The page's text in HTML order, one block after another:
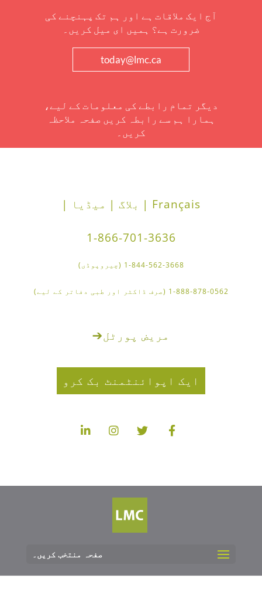
آج ایک ملاقات ہے اور ہم تک پہنچنے کی
ضرورت ہے؟ ہمیں ای میل کریں۔
today@lmc.ca
دیگر تمام رابطے کی معلومات کے لیے،
ہمارا ہم سے رابطہ کریں صفحہ ملاحظہ
کریں۔
Français | بلاگ | میڈیا |
1-866-701-3636
1-844-562-3668 (چیروپوڈی)
1-888-878-0562 (صرف ڈاکٹر اور طبی دفاتر کے لیے)
مریض پورٹل➔
ایک اپوائنٹمنٹ بک کرو
صفحہ منتخب کریں۔